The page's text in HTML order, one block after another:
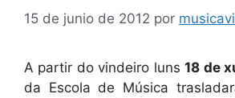
15 de junio de 2012 por
A partir do vindeiro luns18 de
da Escola de Música